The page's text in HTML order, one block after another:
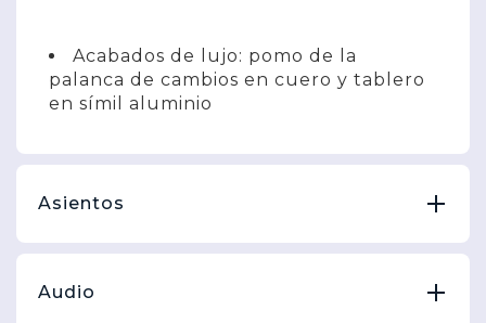
Acabados de lujo: pomo de la
palanca de cambios en cuero y tablero
en símil aluminio
Asientos
Audio